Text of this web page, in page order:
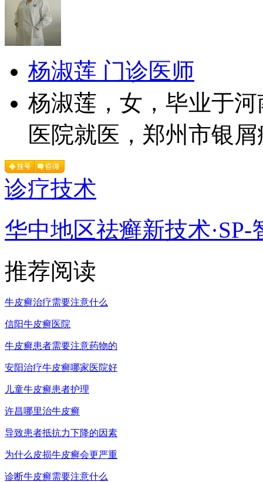
杨淑莲 门诊医师
杨淑莲，女，毕业于
医院就医，郑州市银
诊疗技术
华中地区祛癣新技术·SP-
推荐阅读
牛皮癣治疗需要注意什么
信阳牛皮癣医院
牛皮癣患者需要注意药物的
安阳治疗牛皮癣哪家医院好
儿童牛皮癣患者护理
许昌哪里治牛皮癣
导致患者抵抗力下降的因素
为什么皮损牛皮癣会更严重
诊断牛皮癣需要注意什么